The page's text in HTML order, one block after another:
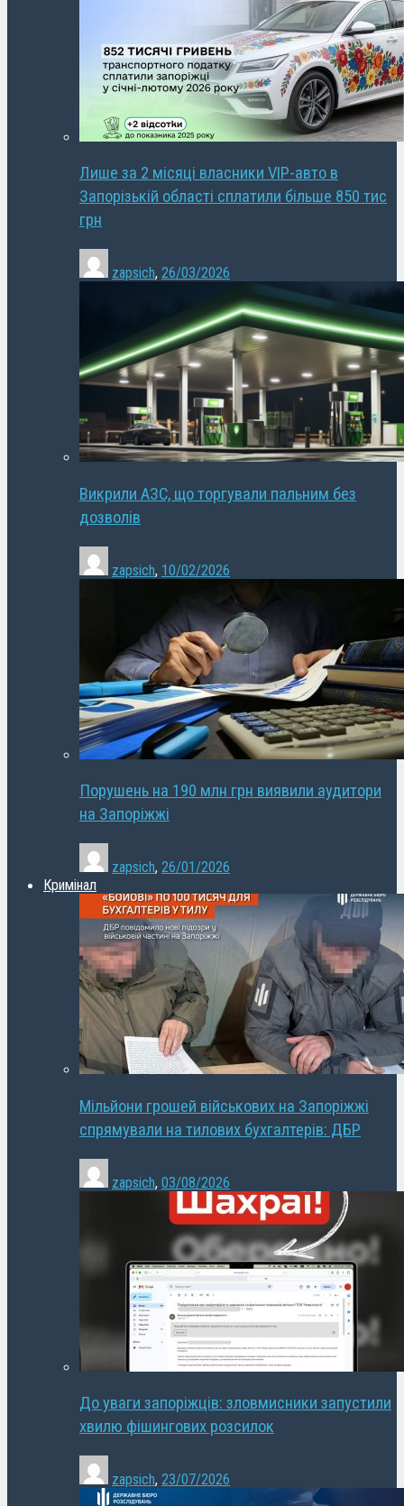
Лише за 2 місяці власники VIP-авто в
Запорізькій області сплатили більше 850 тис
грн
zapsich, 26/03/2026
Викрили АЗС, що торгували пальним без
дозволів
zapsich, 10/02/2026
Порушень на 190 млн грн виявили аудитори
на Запоріжжі
zapsich, 26/01/2026
Кримінал
Мільйони грошей військових на Запоріжжі
спрямували на тилових бухгалтерів: ДБР
zapsich, 03/08/2026
До уваги запоріжців: зловмисники запустили
хвилю фішингових розсилок
zapsich, 23/07/2026